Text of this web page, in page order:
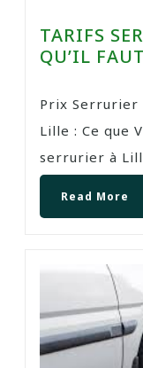
TARIFS
QU’IL
Prix Serrurier
Lille : Ce que
serrurier à
Read More